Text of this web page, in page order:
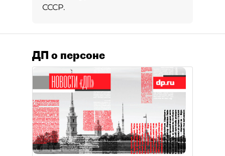
СССР.
ДП о персоне